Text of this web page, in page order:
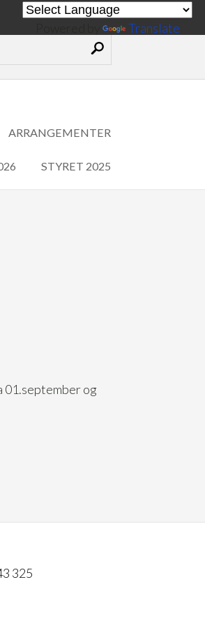
ARRANGEMENTER
STYRET 2025
og
Translate
325